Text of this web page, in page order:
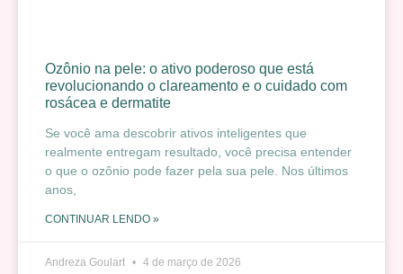
Ozônio na pele: o ativo poderoso que está
revolucionando o clareamento e o cuidado com
rosácea e dermatite
Se você ama descobrir ativos inteligentes que
realmente entregam resultado, você precisa entender
o que o ozônio pode fazer pela sua pele. Nos últimos
anos,
CONTINUAR LENDO »
Andreza Goulart 4 de março de 2026